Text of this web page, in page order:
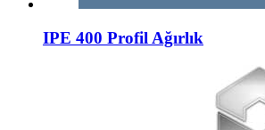
IPE 400 Profil Ağırlık